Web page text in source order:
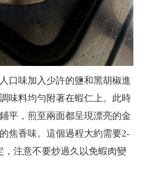
口味加入少許的鹽和黑胡椒進
味料均勻附著在蝦仁上。此時
平，煎至兩面都呈現漂亮的金
焦香味。這個過程大約需要2-
，注意不要炒過久以免蝦肉變